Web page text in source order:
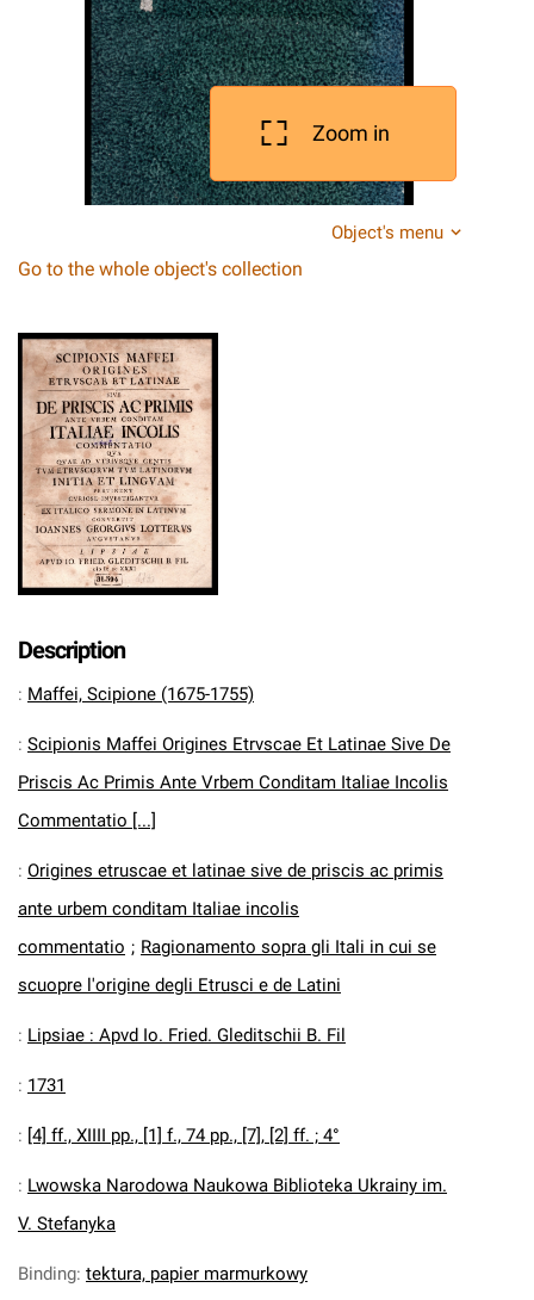
Zoom in
Object's menu
Go to the whole object's collection
Description
: Maffei, Scipione (1675-1755)
: Scipionis Maffei Origines Etrvscae Et Latinae Sive De
Priscis Ac Primis Ante Vrbem Conditam Italiae Incolis
Commentatio [...]
: Origines etruscae et latinae sive de priscis ac primis
ante urbem conditam Italiae incolis
commentatio ; Ragionamento sopra gli Itali in cui se
scuopre l'origine degli Etrusci e de Latini
: Lipsiae : Apvd Io. Fried. Gleditschii B. Fil
: 1731
: [4] ff., XIIII pp., [1] f., 74 pp., [7], [2] ff. ; 4°
: Lwowska Narodowa Naukowa Biblioteka Ukrainy im.
V. Stefanyka
Binding: tektura, papier marmurkowy